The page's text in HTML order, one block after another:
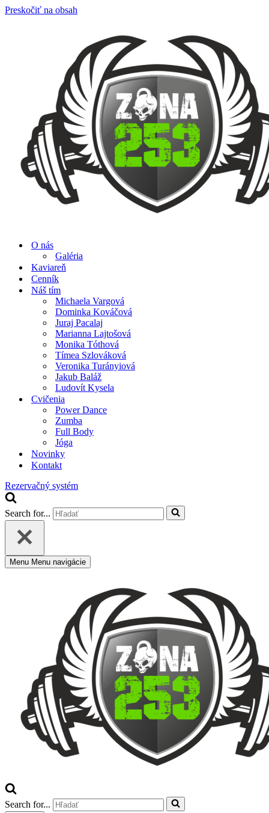
Preskočiť na obsah
O nás
Galéria
Kaviareň
Cenník
Náš tím
Michaela Vargová
Dominka Kováčová
Juraj Pacalaj
Marianna Lajtošová
Monika Tóthová
Tímea Szlováková
Veronika Turányiová
Jakub Baláž
Ludovít Kysela
Cvičenia
Power Dance
Zumba
Full Body
Jóga
Novinky
Kontakt
Rezervačný systém
Search for...
Menu Menu navigácie
Search for...